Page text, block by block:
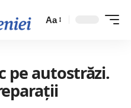
Aa
pe autostrăzi.